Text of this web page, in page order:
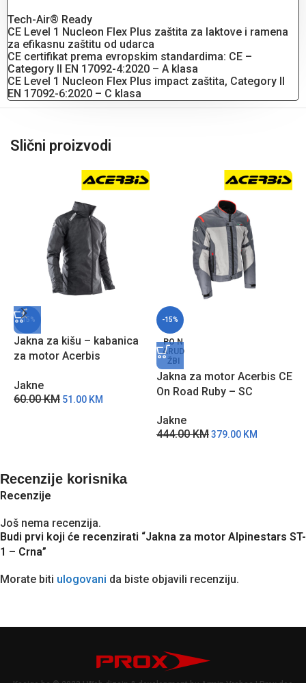
Tech-Air® Ready
CE Level 1 Nucleon Flex Plus zaštita za laktove i ramena
za efikasnu zaštitu od udarca
CE certifikat prema evropskim standardima: CE –
Category II EN 17092-4:2020 – A klasa
CE Level 1 Nucleon Flex Plus impact zaštita, Category II
EN 17092-6:2020 – C klasa
Slični proizvodi
-15%
Jakna za kišu – kabanica
za motor Acerbis
Jakne
60.00KM 51.00 KM
-15%
PO N
ARUD
ŽBI
Jakna za motor Acerbis CE
On Road Ruby – SC
Jakne
444.00KM379.00 KM
Recenzije korisnika
Recenzije
Još nema recenzija.
Budi prvi koji će recenzirati “Jakna za motor Alpinestars ST-
1 – Crna”
Morate biti ulogovani da biste objavili recenziju.